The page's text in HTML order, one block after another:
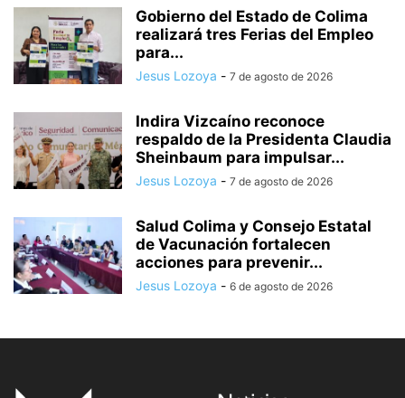
Gobierno del Estado de Colima
realizará tres Ferias del Empleo
para...
Jesus Lozoya - 7 de agosto de 2026
Indira Vizcaíno reconoce
respaldo de la Presidenta Claudia
Sheinbaum para impulsar...
Jesus Lozoya - 7 de agosto de 2026
Salud Colima y Consejo Estatal
de Vacunación fortalecen
acciones para prevenir...
Jesus Lozoya - 6 de agosto de 2026